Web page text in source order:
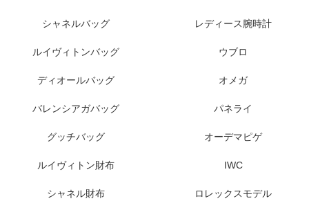
シャネルバッグ
ルイヴィトンバッグ
ディオールバッグ
バレンシアガバッグ
グッチバッグ
ルイヴィトン財布
シャネル財布
レディース腕時計
ウブロ
オメガ
パネライ
オーデマピゲ
IWC
ロレックスモデル